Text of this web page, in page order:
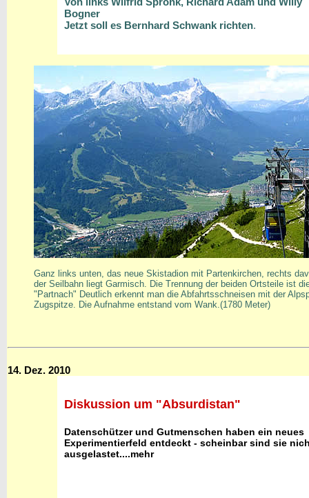
Bogner
Jetzt soll es Bernhard Schwank richten.
Ganz links unten, das neue Skistadion mit Partenkirchen, rechts
der Seilbahn liegt Garmisch. Die Trennung der beiden Ortsteile ist
"Partnach" Deutlich erkennt man die Abfahrtsschneisen mit der
Zugspitze. Die Aufnahme entstand vom Wank.(1780 Meter)
14. Dez. 2010
Diskussion um "Absurdistan"
Datenschützer und Gutmenschen haben ein neues
Experimentierfeld entdeckt - scheinbar sind sie
ausgelastet....mehr